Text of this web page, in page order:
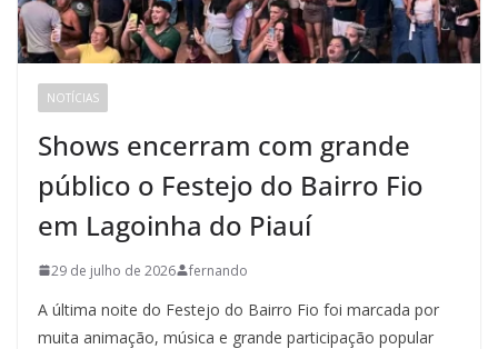
NOTÍCIAS
Shows encerram com grande
público o Festejo do Bairro Fio
em Lagoinha do Piauí
29 de julho de 2026 fernando
A última noite do Festejo do Bairro Fio foi marcada por
muita animação, música e grande participação popular